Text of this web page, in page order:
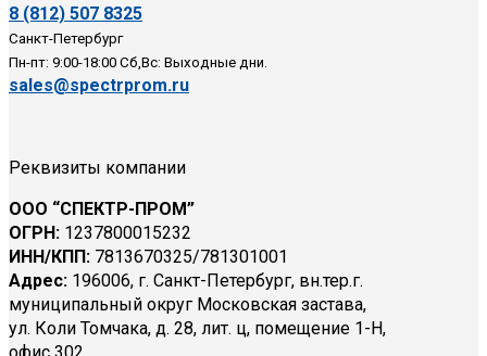
8 (812) 507 8325
Санкт-Петербург
Пн-пт: 9:00-18:00 Сб,Вс: Выходные дни.
sales@spectrprom.ru
Реквизиты компании
ООО “СПЕКТР-ПРОМ”
ОГРН: 1237800015232
ИНН/КПП: 7813670325/781301001
Адрес: 196006, г. Санкт-Петербург, вн.тер.г.
муниципальный округ Московская застава,
ул. Коли Томчака, д. 28, лит. ц, помещение 1-Н,